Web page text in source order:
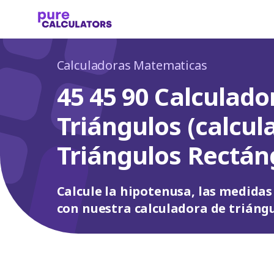
Calculadoras Matematicas
45 45 90
Triángulos
Triángulos
Calcule la hipotenusa, las
con nuestra calculadora de